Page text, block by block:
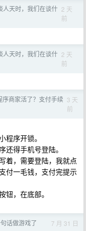
人天时，我们在谈什 2 天
前
人天时，我们在谈什 2 天
前
商家活了？支付手续 3 天
前
程序开锁。
得手机号登陆。
着，需要登陆，我就点
付一毛钱，支付完提示
钮，在底部。
话做游戏了 7 月 31 日